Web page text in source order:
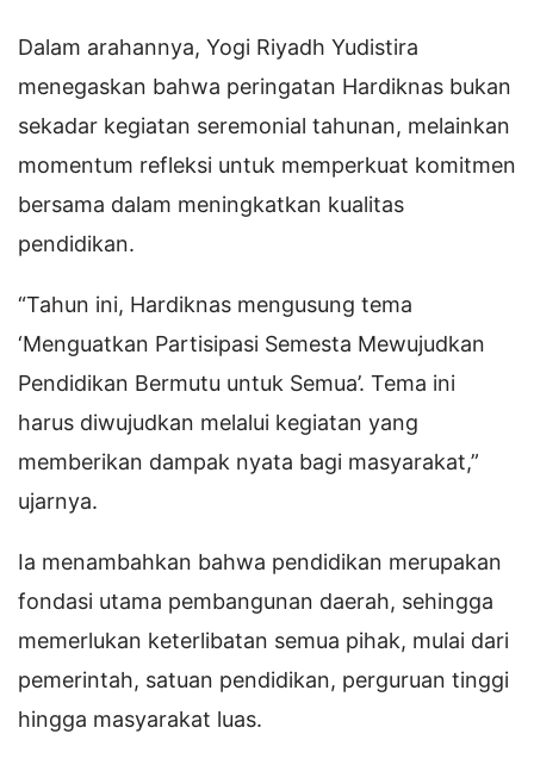
Dalam arahannya, Yogi Riyadh Yudistira
menegaskan bahwa peringatan Hardiknas bukan
sekadar kegiatan seremonial tahunan, melainkan
momentum refleksi untuk memperkuat komitmen
bersama dalam meningkatkan kualitas
pendidikan.
“Tahun ini, Hardiknas mengusung tema
‘Menguatkan Partisipasi Semesta Mewujudkan
Pendidikan Bermutu untuk Semua’. Tema ini
harus diwujudkan melalui kegiatan yang
memberikan dampak nyata bagi masyarakat,”
ujarnya.
Ia menambahkan bahwa pendidikan merupakan
fondasi utama pembangunan daerah, sehingga
memerlukan keterlibatan semua pihak, mulai dari
pemerintah, satuan pendidikan, perguruan tinggi
hingga masyarakat luas.